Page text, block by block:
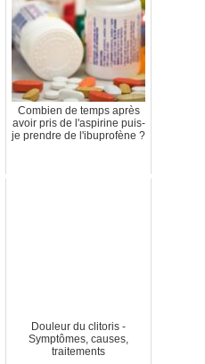
Combien de temps après
avoir pris de l'aspirine puis-
je prendre de l'ibuprofène ?
Douleur du clitoris -
Symptômes, causes,
traitements